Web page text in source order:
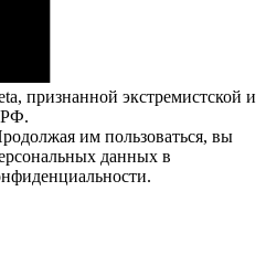
признанной экстремистской и
РФ.
им пользоваться, вы
данных в